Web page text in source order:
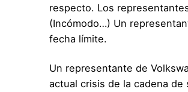
respecto. Los
(Incómodo…) Un
fecha límite.
Un representante de
actual crisis de la cadena